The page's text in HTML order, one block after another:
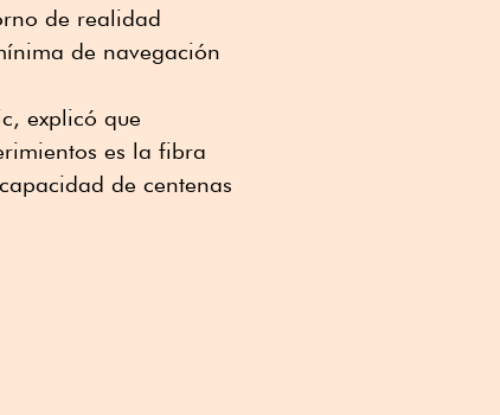
de realidad
de navegación
explicó que
es la fibra
de centenas